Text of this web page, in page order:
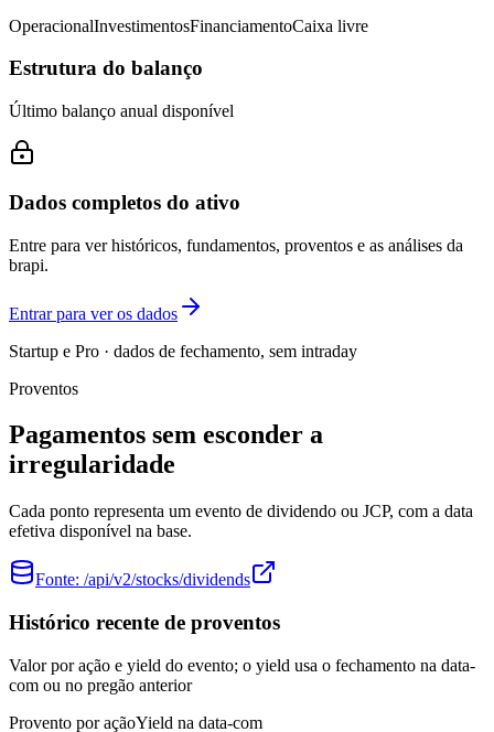
OperacionalInvestimentosFinanciamentoCaixa livre
Estrutura do balanço
Último balanço anual disponível
Dados completos do ativo
Entre para ver históricos, fundamentos, proventos e as análises da
brapi.
Entrar para ver os dados
Startup e Pro · dados de fechamento, sem intraday
Proventos
Pagamentos sem esconder a
irregularidade
Cada ponto representa um evento de dividendo ou JCP, com a data
efetiva disponível na base.
Fonte: /api/v2/stocks/dividends
Histórico recente de proventos
Valor por ação e yield do evento; o yield usa o fechamento na data-
com ou no pregão anterior
Provento por açãoYield na data-com